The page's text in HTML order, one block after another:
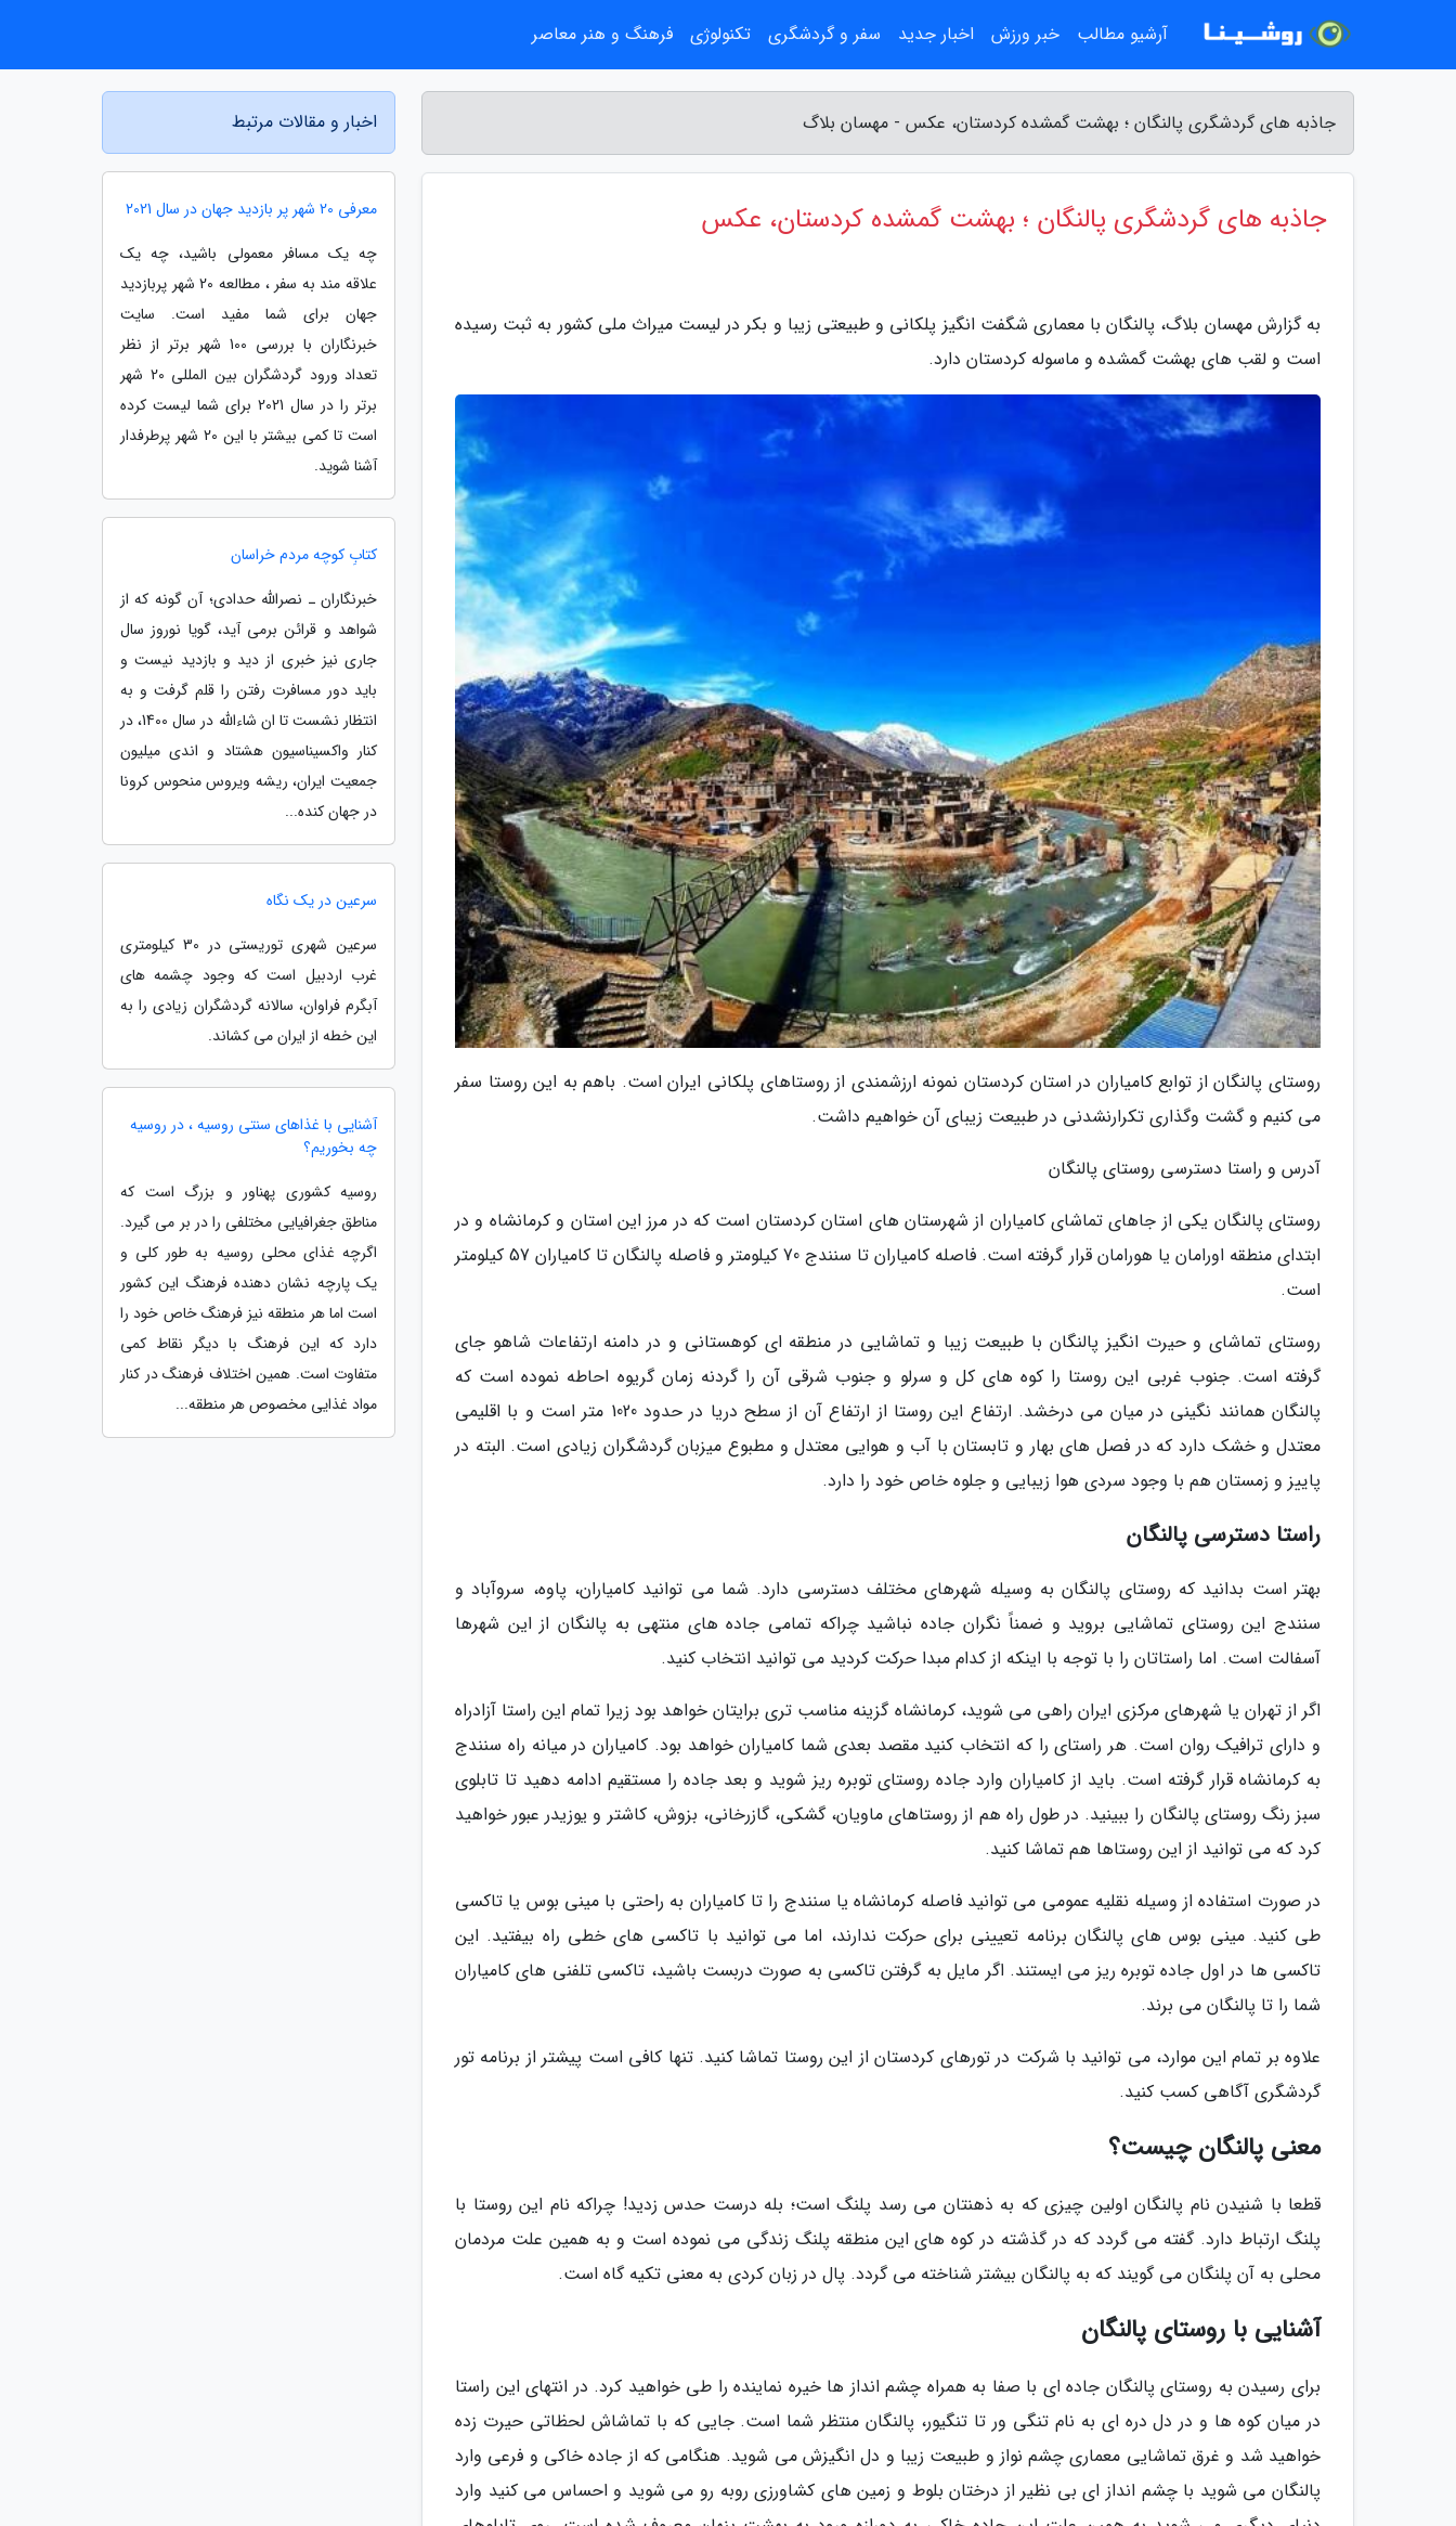
جاذبه های گردشگری پالنگان ؛ بهشت گمشده کردستان، عکس - مهسان بلاگ
جاذبه های گردشگری پالنگان ؛ بهشت گمشده کردستان، عکس
به گزارش مهسان بلاگ، پالنگان با معماری شگفت انگیز پلکانی و طبیعتی زیبا و بکر در لیست میراث ملی کشور به ثبت رسیده
است و لقب های بهشت گمشده و ماسوله کردستان دارد.
روستای پالنگان از توابع کامیاران در استان کردستان نمونه ارزشمندی از روستاهای پلکانی ایران است. باهم به این روستا سفر
می کنیم و گشت وگذاری تکرارنشدنی در طبیعت زیبای آن خواهیم داشت.
آدرس و راستا دسترسی روستای پالنگان
روستای پالنگان یکی از جاهای تماشای کامیاران از شهرستان های استان کردستان است که در مرز این استان و کرمانشاه و در
ابتدای منطقه اورامان یا هورامان قرار گرفته است. فاصله کامیاران تا سنندج 70 کیلومتر و فاصله پالنگان تا کامیاران 57 کیلومتر
است.
روستای تماشای و حیرت انگیز پالنگان با طبیعت زیبا و تماشایی در منطقه ای کوهستانی و در دامنه ارتفاعات شاهو جای
گرفته است. جنوب غربی این روستا را کوه های کل و سرلو و جنوب شرقی آن را گردنه زمان گریوه احاطه نموده است که
پالنگان همانند نگینی در میان می درخشد. ارتفاع این روستا از ارتفاع آن از سطح دریا در حدود 1020 متر است و با اقلیمی
معتدل و خشک دارد که در فصل های بهار و تابستان با آب و هوایی معتدل و مطبوع میزبان گردشگران زیادی است. البته در
پاییز و زمستان هم با وجود سردی هوا زیبایی و جلوه خاص خود را دارد.
راستا دسترسی پالنگان
بهتر است بدانید که روستای پالنگان به وسیله شهرهای مختلف دسترسی دارد. شما می توانید کامیاران، پاوه، سروآباد و
سنندج این روستای تماشایی بروید و ضمناً نگران جاده نباشید چراکه تمامی جاده های منتهی به پالنگان از این شهرها
آسفالت است. اما راستاتان را با توجه با اینکه از کدام مبدا حرکت کردید می توانید انتخاب کنید.
اگر از تهران یا شهرهای مرکزی ایران راهی می شوید، کرمانشاه گزینه مناسب تری برایتان خواهد بود زیرا تمام این راستا آزادراه
و دارای ترافیک روان است. هر راستای را که انتخاب کنید مقصد بعدی شما کامیاران خواهد بود. کامیاران در میانه راه سنندج
به کرمانشاه قرار گرفته است. باید از کامیاران وارد جاده روستای توبره ریز شوید و بعد جاده را مستقیم ادامه دهید تا تابلوی
سبز رنگ روستای پالنگان را ببینید. در طول راه هم از روستاهای ماویان، گشکی، گازرخانی، بزوش، کاشتر و یوزیدر عبور خواهید
کرد که می توانید از این روستاها هم تماشا کنید.
در صورت استفاده از وسیله نقلیه عمومی می توانید فاصله کرمانشاه یا سنندج را تا کامیاران به راحتی با مینی بوس یا تاکسی
طی کنید. مینی بوس های پالنگان برنامه تعیینی برای حرکت ندارند، اما می توانید با تاکسی های خطی راه بیفتید. این
تاکسی ها در اول جاده توبره ریز می ایستند. اگر مایل به گرفتن تاکسی به صورت دربست باشید، تاکسی تلفنی های کامیاران
شما را تا پالنگان می برند.
علاوه بر تمام این موارد، می توانید با شرکت در تورهای کردستان از این روستا تماشا کنید. تنها کافی است پیشتر از برنامه تور
گردشگری آگاهی کسب کنید.
معنی پالنگان چیست؟
قطعا با شنیدن نام پالنگان اولین چیزی که به ذهنتان می رسد پلنگ است؛ بله درست حدس زدید! چراکه نام این روستا با
پلنگ ارتباط دارد. گفته می گردد که در گذشته در کوه های این منطقه پلنگ زندگی می نموده است و به همین علت مردمان
محلی به آن پلنگان می گویند که به پالنگان بیشتر شناخته می گردد. پال در زبان کردی به معنی تکیه گاه است.
آشنایی با روستای پالنگان
برای رسیدن به روستای پالنگان جاده ای با صفا به همراه چشم انداز ها خیره نماینده را طی خواهید کرد. در انتهای این راستا
در میان کوه ها و در دل دره ای به نام تنگی ور تا تنگیور، پالنگان منتظر شما است. جایی که با تماشاش لحظاتی حیرت زده
خواهید شد و غرق تماشایی معماری چشم نواز و طبیعت زیبا و دل انگیزش می شوید. هنگامی که از جاده خاکی و فرعی وارد
پالنگان می شوید با چشم انداز ای بی نظیر از درختان بلوط و زمین های کشاورزی روبه رو می شوید و احساس می کنید وارد
اخبار و مقالات مرتبط
معرفی 20 شهر پر بازدید جهان در سال 2021
چه یک مسافر معمولی باشید، چه یک
علاقه مند به سفر ، مطالعه 20 شهر پربازدید
جهان برای شما مفید است. سایت
خبرنگاران با بررسی 100 شهر برتر از نظر
تعداد ورود گردشگران بین المللی 20 شهر
برتر را در سال 2021 برای شما لیست کرده
است تا کمی بیشتر با این 20 شهر پرطرفدار
آشنا شوید.
کتابِ کوچه مردم خراسان
خبرنگاران ـ نصرالله حدادی؛ آن گونه که از
شواهد و قرائن برمی آید، گویا نوروز سال
جاری نیز خبری از دید و بازدید نیست و
باید دور مسافرت رفتن را قلم گرفت و به
انتظار نشست تا ان شاءالله در سال 1400، در
کنار واکسیناسیون هشتاد و اندی میلیون
جمعیت ایران، ریشه ویروس منحوس کرونا
در جهان کنده...
سرعین در یک نگاه
سرعین شهری توریستی در 30 کیلومتری
غرب اردبیل است که وجود چشمه های
آبگرم فراوان، سالانه گردشگران زیادی را به
این خطه از ایران می کشاند.
آشنایی با غذاهای سنتی روسیه ، در روسیه
چه بخوریم؟
روسیه کشوری پهناور و بزرگ است که
مناطق جغرافیایی مختلفی را در بر می گیرد.
اگرچه غذای محلی روسیه به طور کلی و
یک پارچه نشان دهنده فرهنگ این کشور
است اما هر منطقه نیز فرهنگ خاص خود را
دارد که این فرهنگ با دیگر نقاط کمی
متفاوت است. همین اختلاف فرهنگ در کنار
مواد غذایی مخصوص هر منطقه...
آرشیو مطالب خبر ورزش اخبار جدید سفر و گردشگری تکنولوژی فرهنگ و هنر معاصر